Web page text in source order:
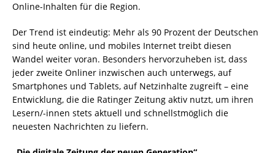
Online-Inhalten für die Region.
Der Trend ist eindeutig: Mehr als 90 Prozent der Deutschen
sind heute online, und mobiles Internet treibt diesen
Wandel weiter voran. Besonders hervorzuheben ist, dass
jeder zweite Onliner inzwischen auch unterwegs, auf
Smartphones und Tablets, auf Netzinhalte zugreift – eine
Entwicklung, die die Ratinger Zeitung aktiv nutzt, um ihren
Lesern/-innen stets aktuell und schnellstmöglich die
neuesten Nachrichten zu liefern.